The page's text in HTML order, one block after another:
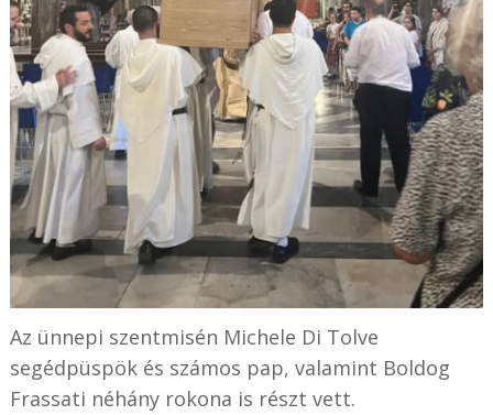
Az ünnepi szentmisén Michele Di Tolve
segédpüspök és számos pap, valamint Boldog
Frassati néhány rokona is részt vett.